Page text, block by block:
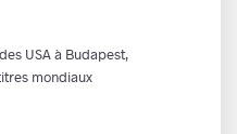
USA à Budapest,
mondiaux